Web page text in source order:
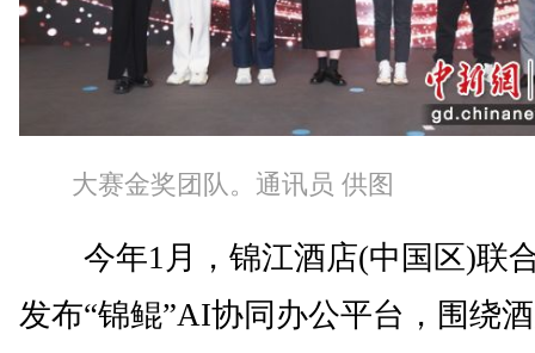
大赛金奖团队。通讯员 供图
今年1月，锦江酒店(中国区)联
发布“锦鲲”AI协同办公平台，围绕